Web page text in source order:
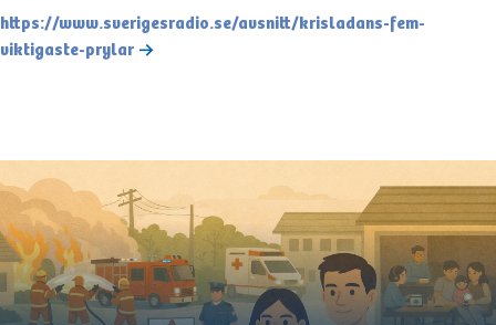
https://www.sverigesradio.se/avsnitt/krisladans-fem-
viktigaste-prylar